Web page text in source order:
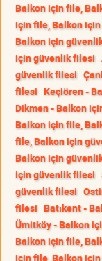
Balkon için file,
için file, Balkon
Balkon için
için güvenlik filesi
güvenlik filesi
filesi Keçiören -
Dikmen - Balkon
Balkon için file,
file, Balkon için
Balkon için
için güvenlik filesi
güvenlik filesi
filesi Batıkent -
Ümitköy - Balkon
Balkon için file,
için file, Balkon